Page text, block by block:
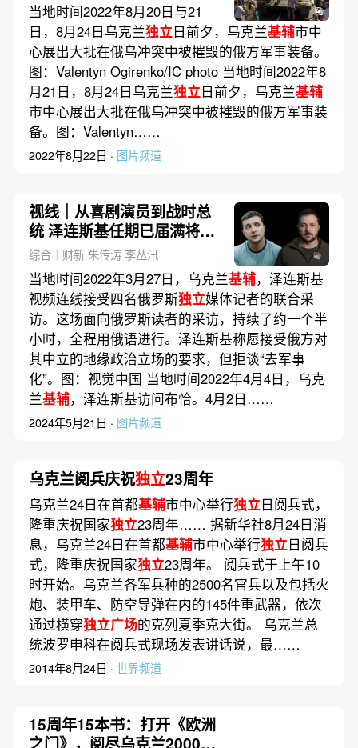
当地时间2022年8月20日与21
日，8月24日乌克兰独立日前夕，乌克兰基辅市中
心展出大批在俄乌冲突中被摧毁的俄方军事装备。
图：Valentyn Ogirenko/IC photo 当地时间2022年8
月21日，8月24日乌克兰独立日前夕，乌克兰基辅
市中心展出大批在俄乌冲突中被摧毁的俄方军事装
备。图：Valentyn……
2022年8月22日 · 图片频道
视线｜从喜剧演员到战时总
统 泽连斯基任期已届满将何
去从
综合｜财新 朱传涛 李丛汛
当地时间2022年3月27日，乌克兰基辅，泽连斯基
视频连线接受四名俄罗斯独立媒体记者的联合采
访。这场面向俄罗斯读者的采访，持续了约一个半
小时，全程用俄语进行。泽连斯基称愿接受俄方对
其中立的地缘政治立场的要求，但拒谈“去军事
化”。图：视觉中国 当地时间2022年4月4日，乌克
兰基辅，泽连斯基访问布恰。4月2日……
2024年5月21日 · 图片频道
乌克兰阅兵庆祝独立23周年
乌克兰24日在首都基辅市中心举行独立日阅兵式，
隆重庆祝国家独立23周年…… 据新华社8月24日消
息，乌克兰24日在首都基辅市中心举行独立日阅兵
式，隆重庆祝国家独立23周年。 阅兵式于上午10
时开始。乌克兰各军兵种的2500名官兵以及包括火
炮、装甲车、防空导弹在内的145件重武器，依次
通过横穿独立广场的克列夏季克大街。 乌克兰总
统波罗申科在阅兵式现场发表讲话说，最……
2014年8月24日 · 世界频道
15周年15本书：打开《欧洲
之门》，阅尽乌克兰2000年